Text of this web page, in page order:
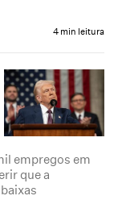
4 min leitura
empregos em
que a